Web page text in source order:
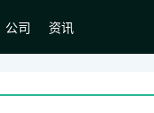
公司 资讯